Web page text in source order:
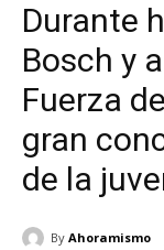
Durante
Bosch y
Fuerza
gran
de la
By Ahoramismo